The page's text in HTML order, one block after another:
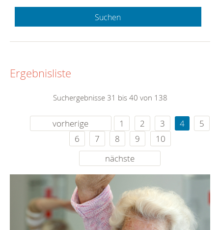
Suchen
Ergebnisliste
Suchergebnisse 31 bis 40 von 138
vorherige 1 2 3 4
5
6
7 8 9
10
nächste